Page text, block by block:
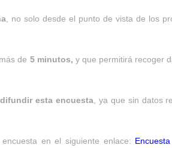
, no solo desde el punto de vista de los
de 5 minutos, y que permitirá recoger
esta encuesta , ya que sin datos
en el siguiente enlace: